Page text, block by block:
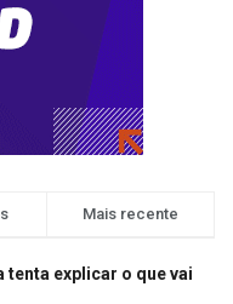
Mais recente
tenta explicar o que vai